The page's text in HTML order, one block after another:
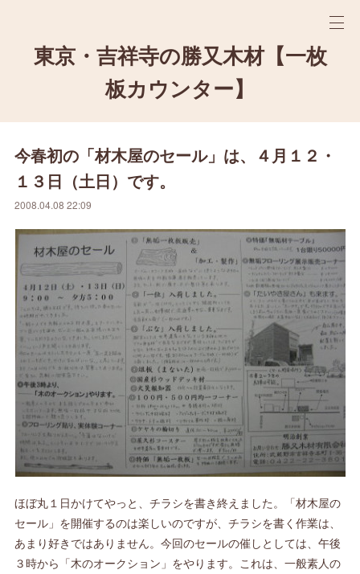
東京・吉祥寺の勝又木材【一枚
板カウンター】
今春初の「材木屋のセール」は、４月１２・
１３日（土日）です。
2008.04.08 22:09
ほぼ丸１日かけてやっと、チラシを書き終えました。「材木屋の
セール」を開催するのは楽しいのですが、チラシを書く作業は、
あまり好きではありません。今回のセールの催しとしては、午後
３時から「木のオークション」をやります。これは、一般素人の